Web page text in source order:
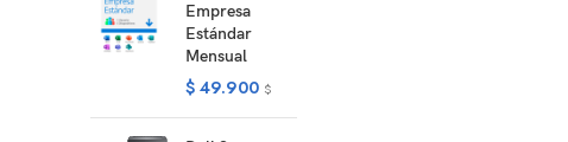
Empresa
Estándar
Mensual
$ 49.900 $